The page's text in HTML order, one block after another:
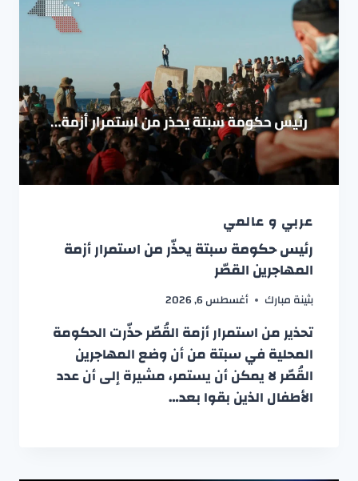
عربي و عالمي
رئيس حكومة سبتة يحذّر من استمرار أزمة
المهاجرين القصّر
بثينة مبارك أغسطس 6, 2026
تحذير من استمرار أزمة القُصّر حذّرت الحكومة
المحلية في سبتة من أن وضع المهاجرين
القُصّر لا يمكن أن يستمر، مشيرة إلى أن عدد
الأطفال الذين بقوا بعد…